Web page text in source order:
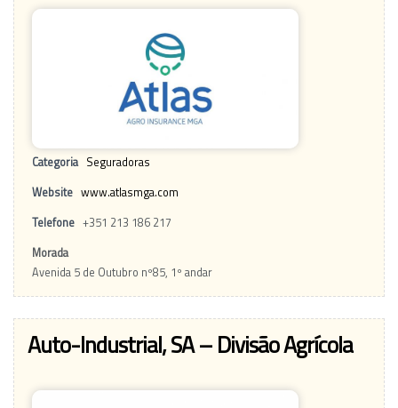
Categoria Seguradoras
Website www.atlasmga.com
Telefone +351 213 186 217
Morada
Avenida 5 de Outubro nº85, 1º andar
Auto-Industrial, SA – Divisão Agrícola